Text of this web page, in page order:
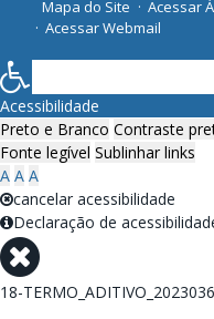
Mapa do Site
Acessar
Acessar Webmail
Acessibilidade
Preto e Branco Contraste
Fonte legível Sublinhar links
A A A
cancelar acessibilidade
Declaração de
18-